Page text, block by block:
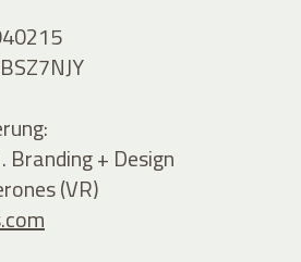
Branding + Design
(VR)